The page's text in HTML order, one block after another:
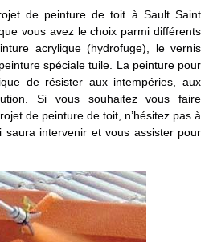
de peinture de toit à Sault Saint
vous avez le choix parmi différents
acrylique (hydrofuge), le vernis
spéciale tuile. La peinture pour
de résister aux intempéries, aux
Si vous souhaitez vous faire
de peinture de toit, n’hésitez pas à
saura intervenir et vous assister pour